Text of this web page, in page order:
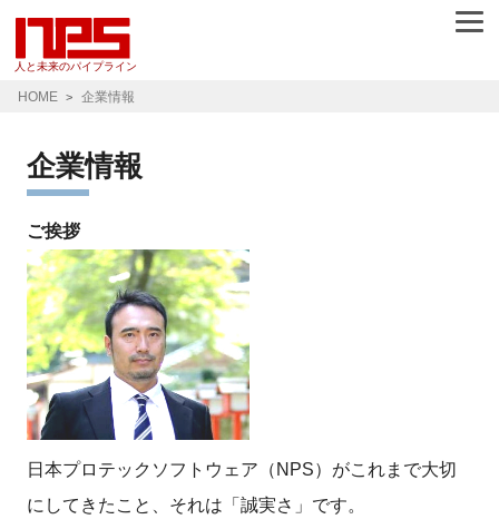
人と未来のパイプライン
HOME 企業情報
企業情報
ご挨拶
日本プロテックソフトウェア（NPS）がこれまで大切
にしてきたこと、それは「誠実さ」です。